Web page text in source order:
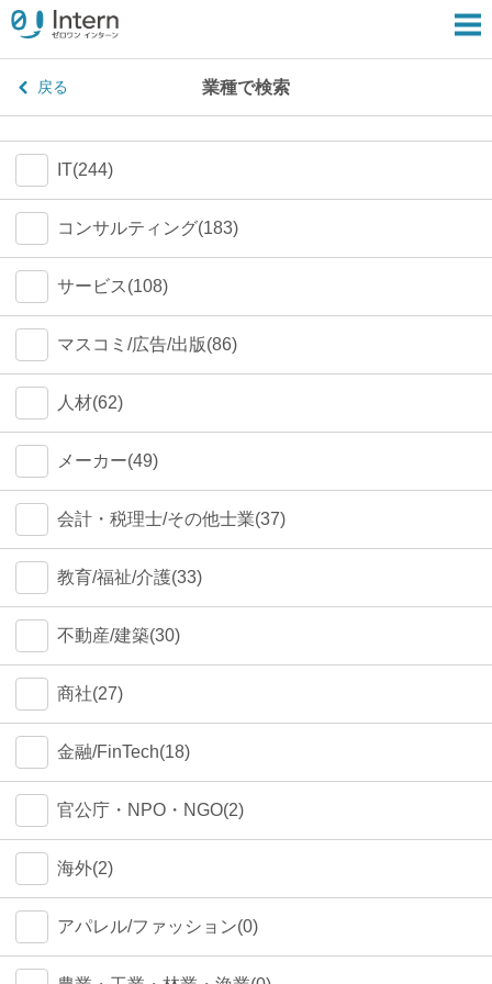
戻る 業種で検索
IT(244)
コンサルティング(183)
サービス(108)
マスコミ/広告/出版(86)
人材(62)
メーカー(49)
会計・税理士/その他士業(37)
教育/福祉/介護(33)
不動産/建築(30)
商社(27)
金融/FinTech(18)
官公庁・NPO・NGO(2)
海外(2)
アパレル/ファッション(0)